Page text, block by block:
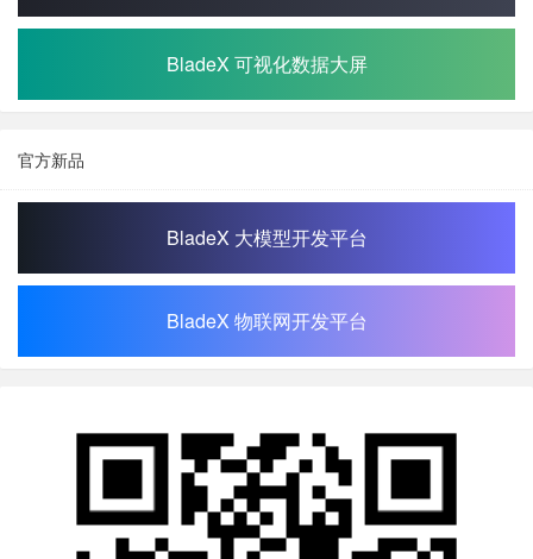
BladeX 可视化数据大屏
官方新品
BladeX 大模型开发平台
BladeX 物联网开发平台